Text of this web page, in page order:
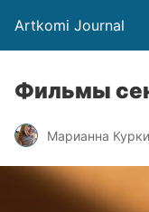
Artkomi Journal
Фильмы
Марианна Курки